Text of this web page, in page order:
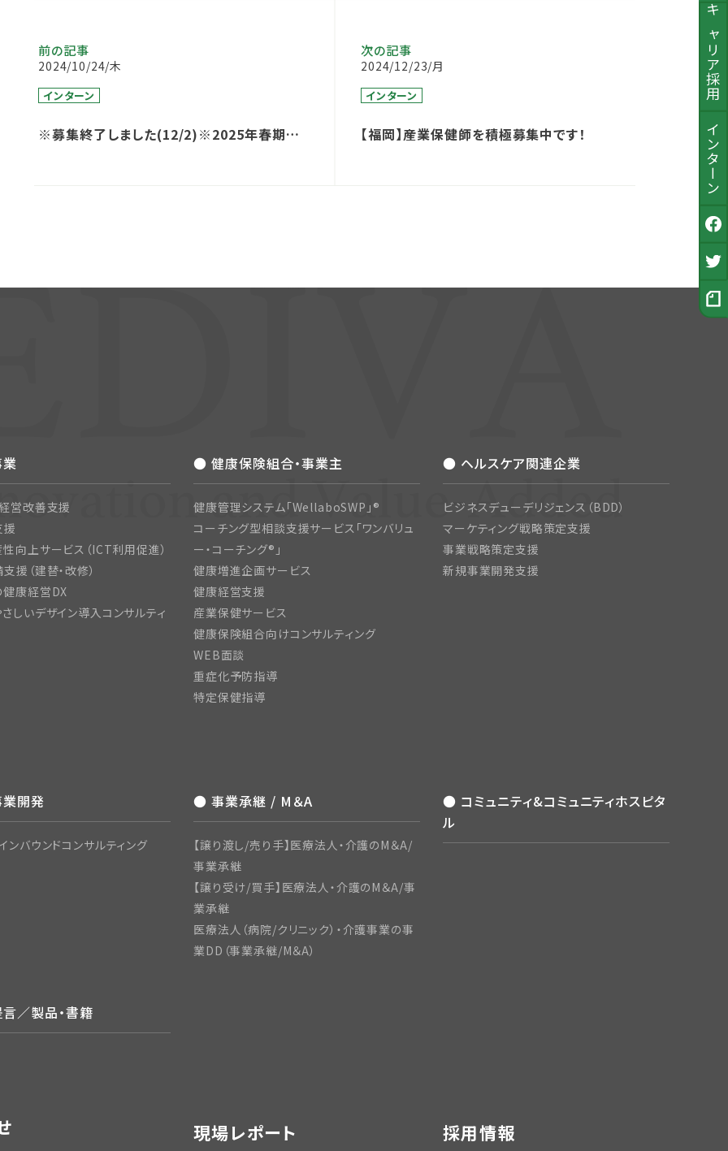
キャリア採用
インターン
公式Facebook
採用Twitter
前の記事
2024/10/24/木
インターン
※募集終了しました(12/2)※2025年春期イ
次の記事
2024/12/23/月
インターン
【福岡】産業保健師を積極募集中です！
営改善支援
援
向上サービス（ICT利用促進）
援（建替・改修）
康経営DX
しいデザイン導入コンサルティ
● 健康保険組合・事業主
健康管理システム「WellaboSWP」®
コーチング型相談支援サービス「ワンバリュ
ー・コーチング®」
健康増進企画サービス
健康経営支援
産業保健サービス
健康保険組合向けコンサルティング
WEB面談
重症化予防指導
特定保健指導
● ヘルスケア関連企業
ビジネスデューデリジェンス（BDD）
マーケティング戦略策定支援
事業戦略策定支援
新規事業開発支援
開発
ンバウンドコンサルティング
● 事業承継 / M＆A
【譲り渡し/売り手】医療法人・介護のM＆A/
事業承継
【譲り受け/買手】医療法人・介護のM＆A/事
業承継
医療法人（病院/クリニック）・介護事業の事
業DD（事業承継/M＆A）
● コミュニティ&コミュニティホスピタ
ル
／製品・書籍
現場レポート 採用情報